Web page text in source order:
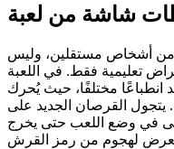
من أشخاص مستقلين، وليس
تعليمية فقط. في اللعبة
انطباعًا مختلفًا، حيث يُحرك
يتجول القرصان الجديد على
في وضع اللعب حتى يخرج